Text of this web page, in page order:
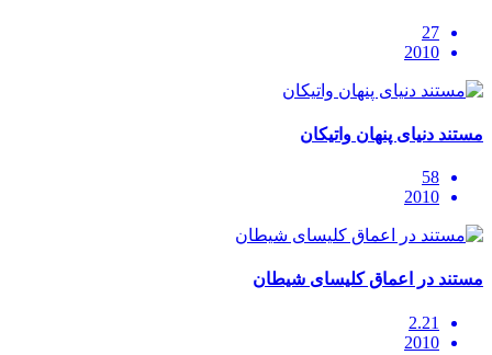
27
2010
مستند دنیای پنهان واتیکان
58
2010
مستند در اعماق کلیسای شیطان
2.21
2010